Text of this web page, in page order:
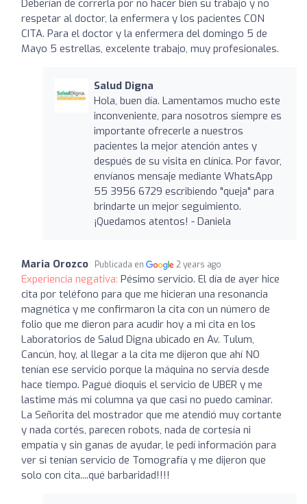
Deberían de correrla por no hacer bien su trabajo y no
respetar al doctor, la enfermera y los pacientes CON
CITA. Para el doctor y la enfermera del domingo 5 de
Mayo 5 estrellas, excelente trabajo, muy profesionales.
Salud Digna
Hola, buen día. Lamentamos mucho este
inconveniente, para nosotros siempre es
importante ofrecerle a nuestros
pacientes la mejor atención antes y
después de su visita en clínica. Por favor,
envíanos mensaje mediante WhatsApp
55 3956 6729 escribiendo "queja" para
brindarte un mejor seguimiento.
¡Quedamos atentos! - Daniela
Maria Orozco Publicada en 2 years ago
Experiencia negativa: Pésimo servicio. El día de ayer hice
cita por teléfono para que me hicieran una resonancia
magnética y me confirmaron la cita con un número de
folio que me dieron para acudir hoy a mi cita en los
Laboratorios de Salud Digna ubicado en Av. Tulum,
Cancún, hoy, al llegar a la cita me dijeron que ahí NO
tenían ese servicio porque la máquina no servía desde
hace tiempo. Pagué dioquis el servicio de UBER y me
lastime más mi columna ya que casi no puedo caminar.
La Señorita del mostrador que me atendió muy cortante
y nada cortés, parecen robots, nada de cortesía ni
empatía y sin ganas de ayudar, le pedí información para
ver si tenían servicio de Tomografía y me dijeron que
solo con cita....qué barbaridad!!!!